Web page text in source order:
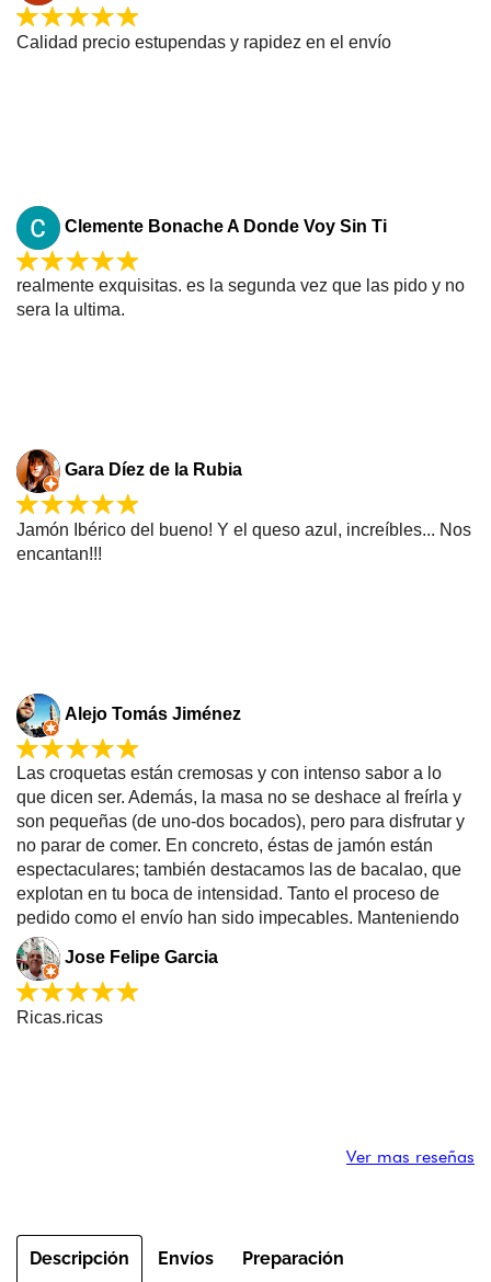
Calidad precio estupendas y rapidez en el envío
Clemente Bonache A Donde Voy Sin Ti
realmente exquisitas. es la segunda vez que las pido y no
sera la ultima.
Gara Díez de la Rubia
Jamón Ibérico del bueno! Y el queso azul, increíbles... Nos
encantan!!!
Alejo Tomás Jiménez
Las croquetas están cremosas y con intenso sabor a lo
que dicen ser. Además, la masa no se deshace al freírla y
son pequeñas (de uno-dos bocados), pero para disfrutar y
no parar de comer. En concreto, éstas de jamón están
espectaculares; también destacamos las de bacalao, que
explotan en tu boca de intensidad. Tanto el proceso de
pedido como el envío han sido impecables. Manteniendo
la cadena de frío y el envase bien sellado, indicaciones,
etc. ¡Repetiremos!
Jose Felipe Garcia
Ricas.ricas
Unas croquetas riquísimas! 100%naturales
Ver mas reseñas
Descripción Envíos Preparación